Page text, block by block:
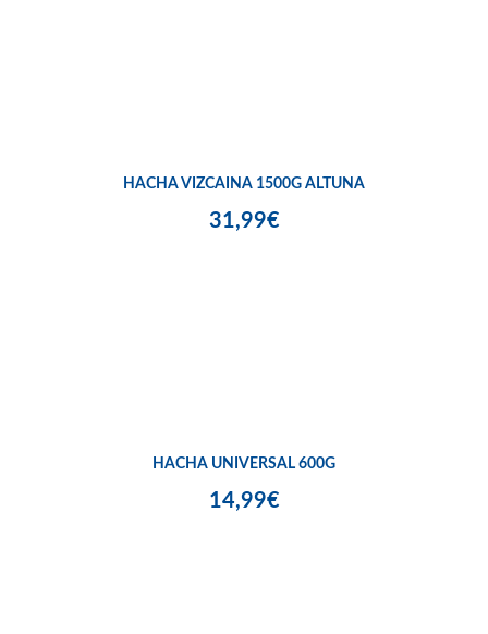
HACHA VIZCAINA 1500G ALTUNA
31,99€
HACHA UNIVERSAL 600G
14,99€